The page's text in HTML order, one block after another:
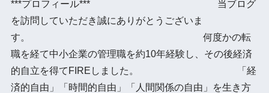
***プロフィール*** 当ブログ
を訪問していただき誠にありがとうございま
す。 何度かの転
職を経て中小企業の管理職を約10年経験し、その後経済
的自立を得てFIREしました。 「経
済的自由」「時間的自由」「人間関係の自由」を生き方